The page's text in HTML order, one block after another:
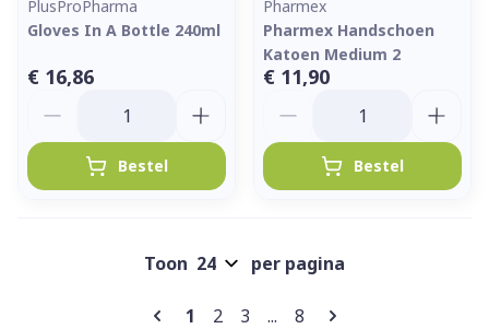
PlusProPharma
Gloves In A Bottle 240ml
€ 16,86
Bestel
Pharmex
Pharmex Handschoen
Katoen Medium 2
€ 11,90
Bestel
Pagina's
U lees momenteel pagina
1 Pagina
2 Pagina
3 ... Pagina
8
Toon per pagina